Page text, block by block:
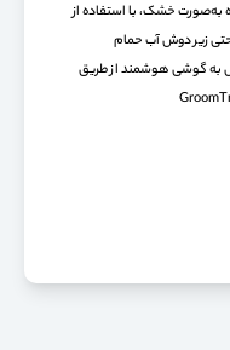
به‌صورت خشک، با استفاده از
زیر دوش آب حمام
به گوشی هوشمند از طریق